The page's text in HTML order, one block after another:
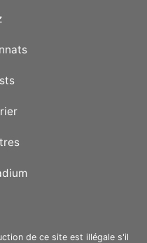
de ce site est illégale s'il